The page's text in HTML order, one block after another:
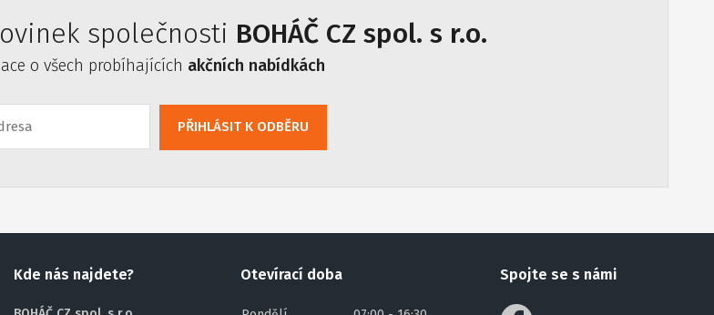
společnosti BOHÁČ CZ spol. s r.o.
o všech probíhajících akčních nabídkách
PŘIHLÁSIT K ODBĚRU
Kde nás najdete? Otevírací doba Spojte se s námi